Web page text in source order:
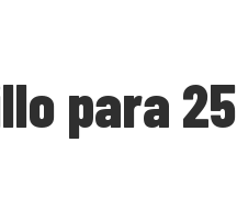
para 25